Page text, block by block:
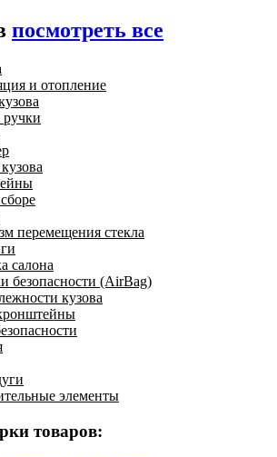
посмотреть все
и отопление
перемещения стекла
салона
безопасности (AirBag)
кузова
элементы
товаров: